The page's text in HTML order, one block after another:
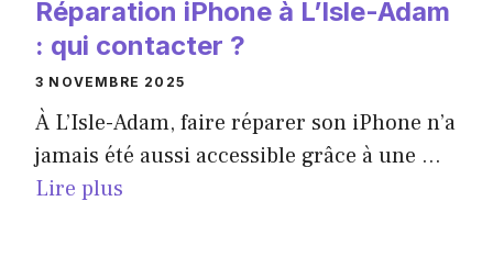
Réparation iPhone à L’Isle-Adam
: qui contacter ?
3 NOVEMBRE 2025
À L’Isle-Adam, faire réparer son iPhone n’a
jamais été aussi accessible grâce à une ...
Lire plus